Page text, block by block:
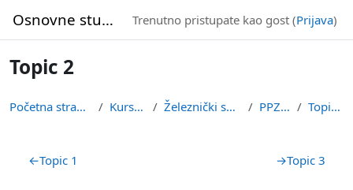
Osnovne studije Trenutno pristupate kao gost (Prijava)
Topic 2
Početna stranica Kursevi Železnički smer PPZSC Topic 2
Pregled sekcija
←Topic 1 →Topic 3